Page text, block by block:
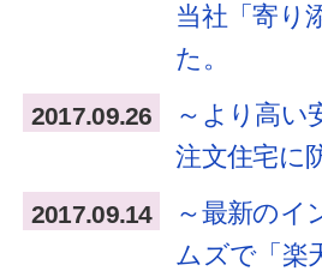
当社「寄り
た。
2017.09.26
～より高い
注文住宅に
2017.09.14
～最新の
ムズで「楽